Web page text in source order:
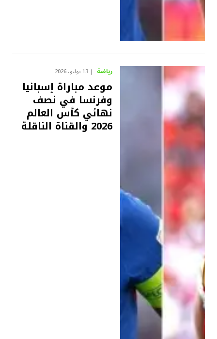
رياضة 13 يوليو، 2026
موعد مباراة إسبانيا
وفرنسا في نصف
نهائي كأس العالم
2026 والقناة الناقلة